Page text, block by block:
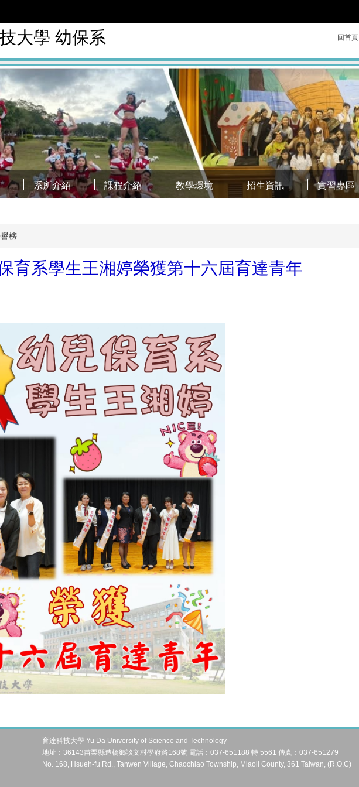
大學 幼保系 回首頁
系所介紹 課程介紹 教學環境 招生資訊 實習專區
榜
育系學生王湘婷榮獲第十六屆育達青年
育達科技大學 Yu Da University of Science and Technology
地址：36143苗栗縣造橋鄉談文村學府路168號 電話：037-651188 轉 5561 傳真：037-651279
No. 168, Hsueh-fu Rd., Tanwen Village, Chaochiao Township, Miaoli County, 361 Taiwan, (R.O.C)